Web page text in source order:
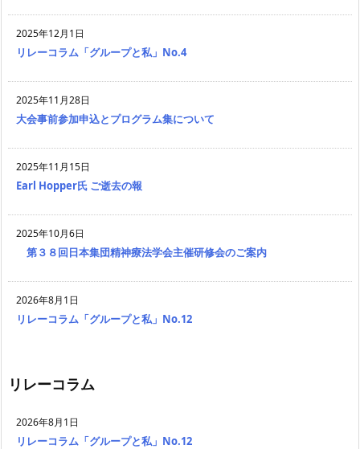
2025年12月1日
リレーコラム「グループと私」No.4
2025年11月28日
大会事前参加申込とプログラム集について
2025年11月15日
Earl Hopper氏 ご逝去の報
2025年10月6日
第３８回日本集団精神療法学会主催研修会のご案内
2026年8月1日
リレーコラム「グループと私」No.12
リレーコラム
2026年8月1日
リレーコラム「グループと私」No.12